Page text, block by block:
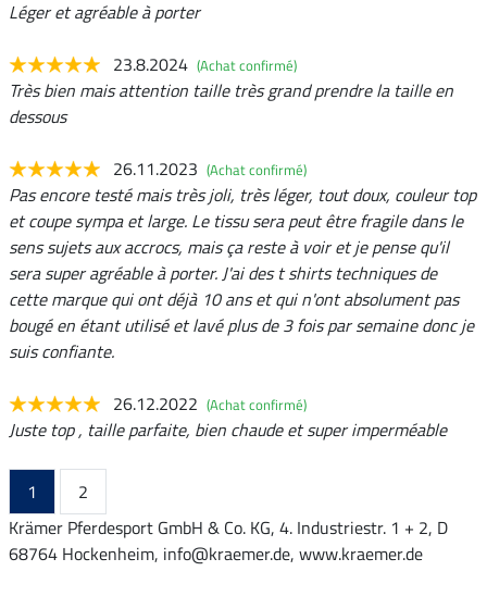
Léger et agréable à porter
23.8.2024 (Achat confirmé)
Très bien mais attention taille très grand prendre la taille en
dessous
26.11.2023 (Achat confirmé)
Pas encore testé mais très joli, très léger, tout doux, couleur top
et coupe sympa et large. Le tissu sera peut être fragile dans le
sens sujets aux accrocs, mais ça reste à voir et je pense qu'il
sera super agréable à porter. J'ai des t shirts techniques de
cette marque qui ont déjà 10 ans et qui n'ont absolument pas
bougé en étant utilisé et lavé plus de 3 fois par semaine donc je
suis confiante.
26.12.2022 (Achat confirmé)
Juste top , taille parfaite, bien chaude et super imperméable
1
2
Krämer Pferdesport GmbH & Co. KG, 4. Industriestr. 1 + 2, D
68764 Hockenheim, info@kraemer.de, www.kraemer.de